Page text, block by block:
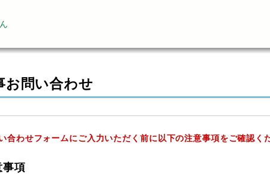
お問い合わせ
合わせフォームにご入力いただく前に以下の注意事項をご確認く
事項